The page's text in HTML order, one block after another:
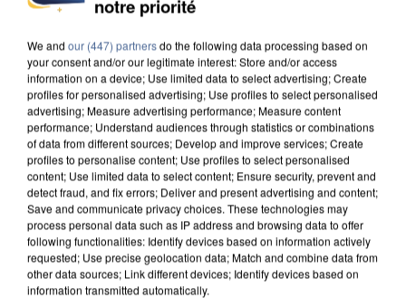
DE SOLIDARITÉ AVEC LES...
notre priorité
We and our (447) partnersdo the following data processing based on
your consent and/or our legitimate interest: Store and/or access
information on a device; Use limited data to select advertising; Create
profiles for personalised advertising; Use profiles to select personalised
advertising; Measure advertising performance; Measure content
performance; Understand audiences through statistics or combinations
of data from different sources; Develop and improve services; Create
profiles to personalise content; Use profiles to select personalised
content; Use limited data to select content; Ensure security, prevent and
detect fraud, and fix errors; Deliver and present advertising and content;
Save and communicate privacy choices. These technologies may
process personal data such as IP address and browsing data to offer
following functionalities: Identify devices based on information actively
requested; Use precise geolocation data; Match and combine data from
other data sources; Link different devices; Identify devices based on
information transmitted automatically.